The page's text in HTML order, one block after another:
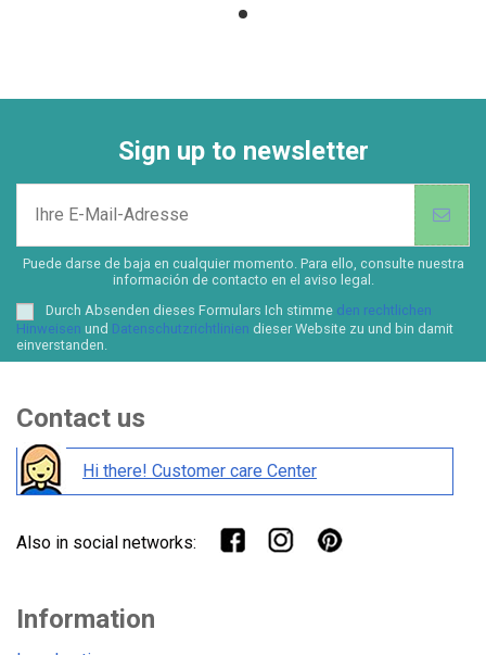
Sign up to newsletter
Puede darse de baja en cualquier momento. Para ello, consulte nuestra
información de contacto en el aviso legal.
Durch Absenden dieses Formulars Ich stimme den rechtlichen
Hinweisen und Datenschutzrichtlinien dieser Website zu und bin damit
einverstanden.
Contact us
Hi there! Customer care Center
Also in social networks:
Information